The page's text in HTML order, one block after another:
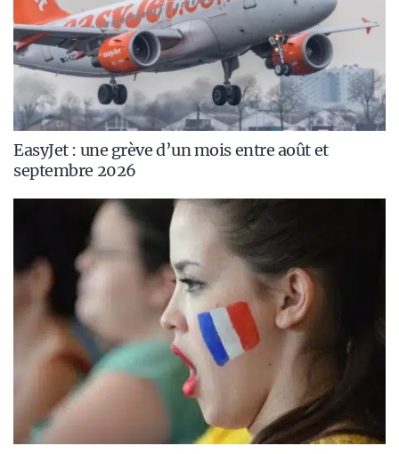
EasyJet : une grève d’un mois entre août et
septembre 2026